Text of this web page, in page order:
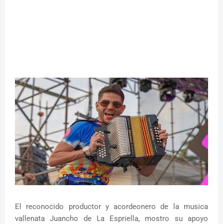
El reconocido productor y acordeonero de la musica
vallenata Juancho de La Espriella, mostro su apoyo